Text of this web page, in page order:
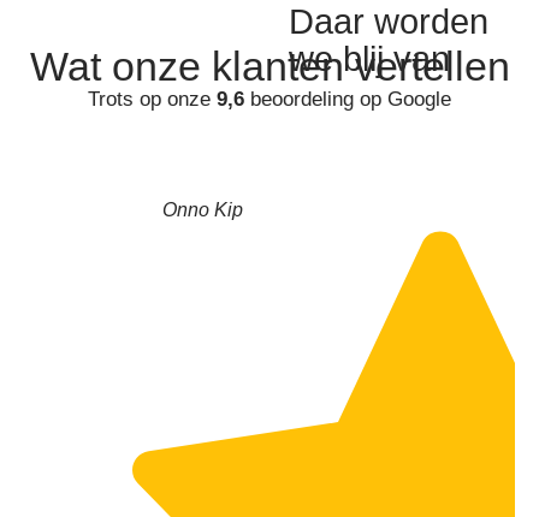
Wat onze klantenvertellen
Trots op onze 9,6 beoordeling op Google
Onno Kip
Daar worden
we blij van